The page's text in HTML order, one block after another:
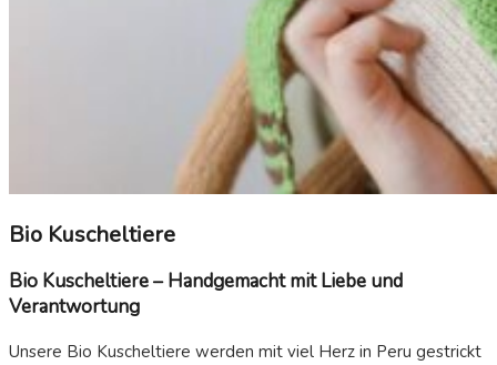
Bio Kuscheltiere
Bio Kuscheltiere – Handgemacht mit Liebe und
Verantwortung
Unsere Bio Kuscheltiere werden mit viel Herz in Peru gestrickt